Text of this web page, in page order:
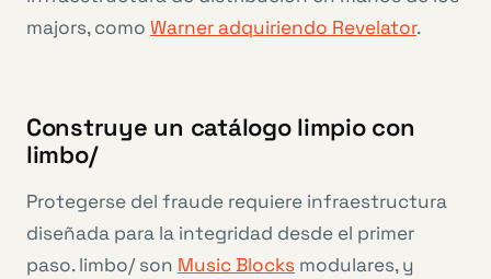
majors, como Warner adquiriendo Revelator.
Construye un catálogo limpio con
limbo/
Protegerse del fraude requiere infraestructura
diseñada para la integridad desde el primer
paso. limbo/ son Music Blocks modulares, y